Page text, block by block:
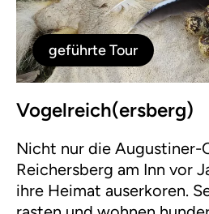
geführte Tour
Vogelreich(ersberg)
Nicht nur die Augustiner-
Reichersberg am Inn vor
ihre Heimat auserkoren.